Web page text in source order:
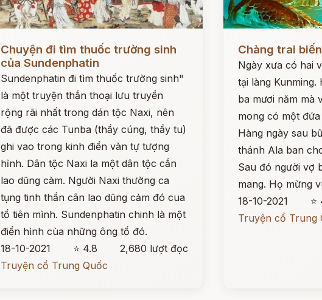
Chuyện đi tìm thuốc trường sinh
của Sundenphatin
Sundenphatin đi tìm thuốc trường sinh"
là một truyện thắn thoại lưu truyền
rộng rãi nhất trong dán tộc Naxi, nên
đã được các Tunba (thầy cúng, thầy tu)
ghi vao trong kinh điển vàn tự tượng
hỉnh. Dân tộc Naxi la một dân tộc cắn
lao dũng càm. Người Naxi thường ca
tụng tinh thần cân lao dũng cảm đó cua
tổ tiên mình. Sundenphatin chinh là một
điển hình cùa những ông tổ đó.
18-10-2021
⭐ 4.8
2,680 lượt đọc
Truyện cổ Trung Quốc
Chàng trai
Ngày xưa có hai
tại làng
ba mươi năm mà
mong có một
Hàng ngày sau
thánh Ala ban
Sau đó người vợ
mang. Họ mừng
18-10-2021
⭐
Truyện cổ Trung